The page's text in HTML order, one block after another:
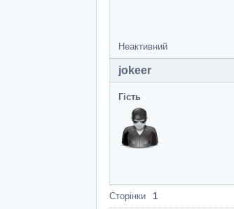
Неактивний
jokeer
Гість
Сторінки 1